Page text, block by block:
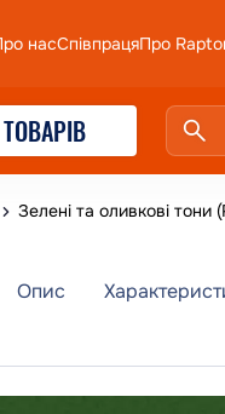
насСпівпрацяПро
Зелені та оливкові тони
Опис